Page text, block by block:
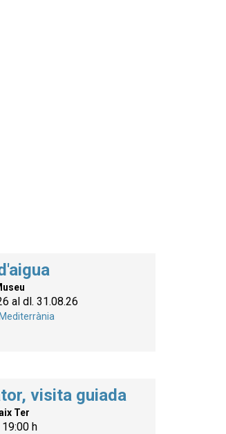
al dl. 31.08.26
visita guiada
Ter
19:00 h